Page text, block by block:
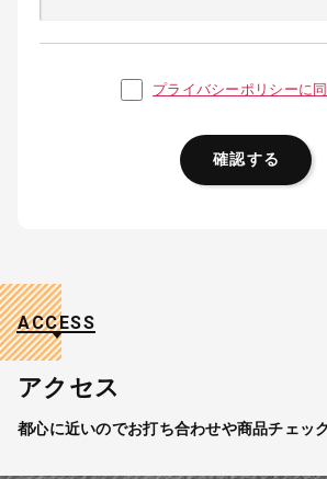
プライバシーポリシーに
ACCESS
アクセス
都心に近いのでお打ち合わせや商品チェッ